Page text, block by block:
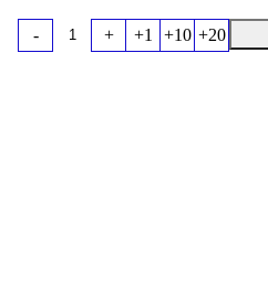
- + +1 +10 +20